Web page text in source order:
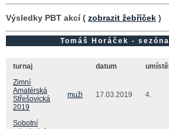
Výsledky PBT akcí ( zobrazit žebříček )
Tomáš Horáček -
turnaj datum
Zimní
Amatérská
Střešovická
2019
muži 17.03.2019 4.
Sobotní